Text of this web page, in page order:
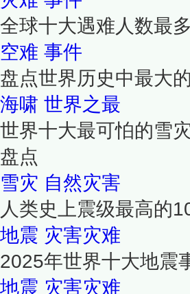
全球十大遇难人数最
空难 事件
盘点世界历史中最大
海啸 世界之最
世界十大最可怕的雪
盘点
雪灾 自然灾害
人类史上震级最高的
地震 灾害灾难
2025年世界十大地震
地震 灾害灾难